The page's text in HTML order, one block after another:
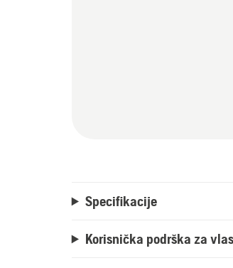
Specifikacije
Korisnička podrška za